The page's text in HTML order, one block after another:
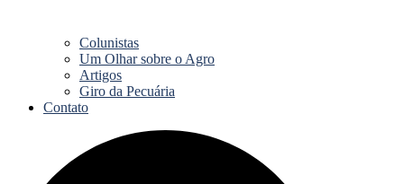
Colunistas
Um Olhar sobre o Agro
Artigos
Giro da Pecuária
Contato